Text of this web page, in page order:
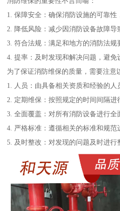
1. 保障安全：确保消防设施的可靠性
2. 降低风险：减少因消防设备故障导
3. 符合法规：满足和地方的消防法规
4. 提率：及时发现和解决问题，避免
为了保证消防维保的质量，需要注意
1. 人员：由具备相关资质和经验的人
2. 定期维保：按照规定的时间间隔进
3. 全面覆盖：对所有消防设备进行全
4. 严格标准：遵循相关的标准和规范
5. 及时整改：对发现的问题及时进行